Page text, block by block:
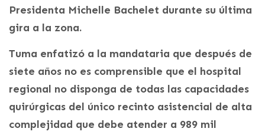
Presidenta Michelle Bachelet durante su última
gira a la zona.
Tuma enfatizó a la mandataria que después de
siete años no es comprensible que el hospital
regional no disponga de todas las capacidades
quirúrgicas del único recinto asistencial de alta
complejidad que debe atender a 989 mil